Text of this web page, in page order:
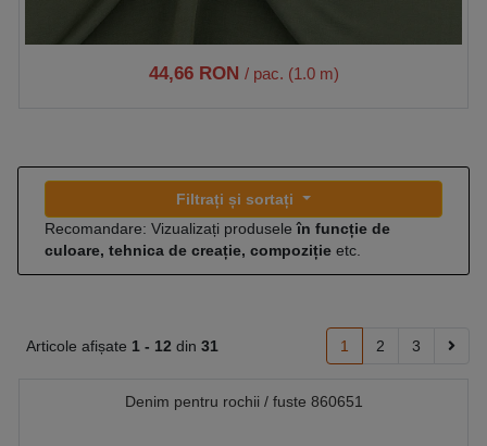
44,66 RON / pac. (1.0 m)
Filtrați și sortați
Recomandare: Vizualizați produseleîn funcție de
culoare, tehnica de creație, compoziție etc.
Articole afișate 1 - 12 din 31 1 2 3
Denim pentru rochii / fuste 860651